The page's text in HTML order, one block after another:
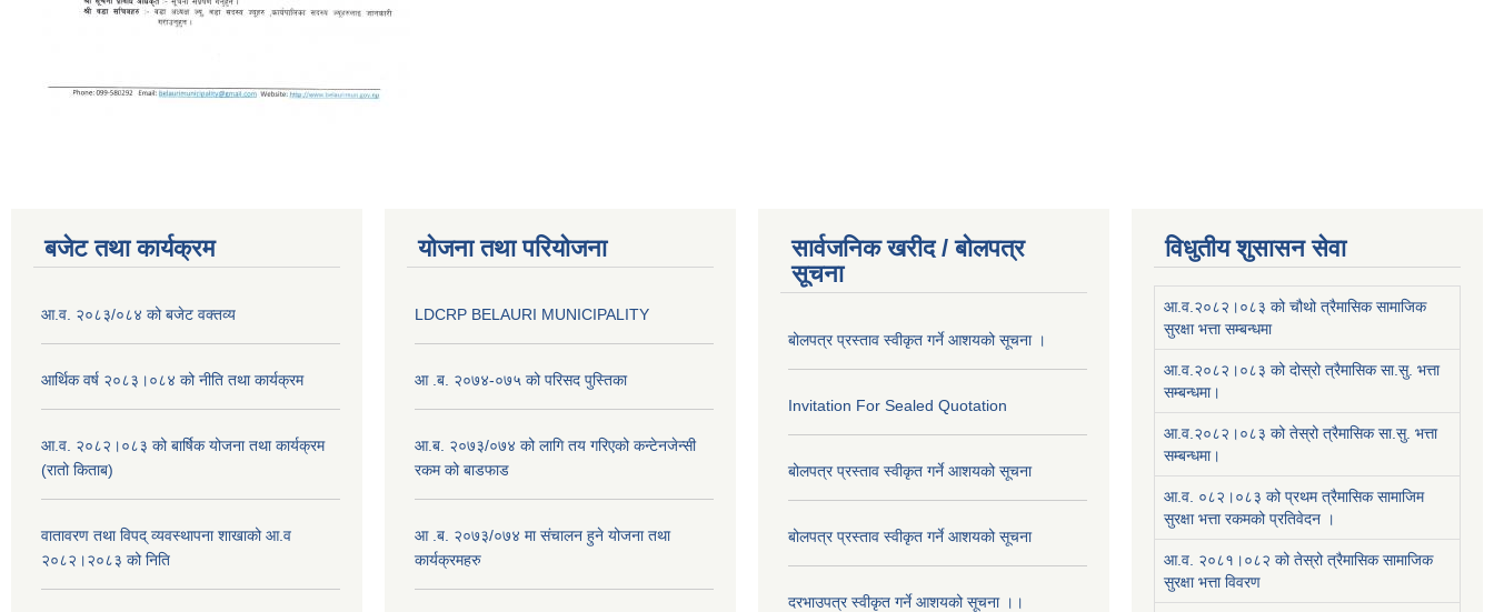
बजेट तथा कार्यक्रम
आ.व. २०८३/०८४ को बजेट वक्तव्य
आर्थिक वर्ष २०८३।०८४ को नीति तथा कार्यक्रम
आ.व. २०८२।०८३ को बार्षिक योजना तथा कार्यक्रम
(रातो किताब)
वातावरण तथा विपद् व्यवस्थापना शाखाको आ.व
२०८२।२०८३ को निति
योजना तथा परियोजना
LDCRP BELAURI MUNICIPALITY
आ .ब. २०७४-०७५ को परिसद पुस्तिका
आ.ब. २०७३/०७४ को लागि तय गरिएको कन्टेनजेन्सी
रकम को बाडफाड
आ .ब. २०७३/०७४ मा संचालन हुने योजना तथा
कार्यक्रमहरु
सार्वजनिक खरीद / बोलपत्र
सूचना
बोलपत्र प्रस्ताव स्वीकृत गर्ने आशयको सूचना ।
Invitation For Sealed Quotation
बोलपत्र प्रस्ताव स्वीकृत गर्ने आशयको सूचना
बोलपत्र प्रस्ताव स्वीकृत गर्ने आशयको सूचना
दरभाउपत्र स्वीकृत गर्ने आशयको सूचना ।।
विधुतीय शुसासन सेवा
आ.व.२०८२।०८३ को चौथो त्रैमासिक सामाजिक
सुरक्षा भत्ता सम्बन्धमा
आ.व.२०८२।०८३ को दोस्रो त्रैमासिक सा.सु. भत्ता
सम्बन्धमा।
आ.व.२०८२।०८३ को तेस्रो त्रैमासिक सा.सु. भत्ता
सम्बन्धमा।
आ.व. ०८२।०८३ को प्रथम त्रैमासिक सामाजिम
सुरक्षा भत्ता रकमको प्रतिवेदन ।
आ.व. २०८१।०८२ को तेस्रो त्रैमासिक सामाजिक
सुरक्षा भत्ता विवरण